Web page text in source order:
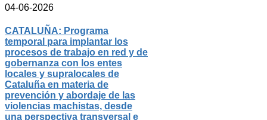
04-06-2026
CATALUÑA: Programa
temporal para implantar los
procesos de trabajo en red y de
gobernanza con los entes
locales y supralocales de
Cataluña en materia de
prevención y abordaje de las
violencias machistas, desde
una perspectiva transversal e